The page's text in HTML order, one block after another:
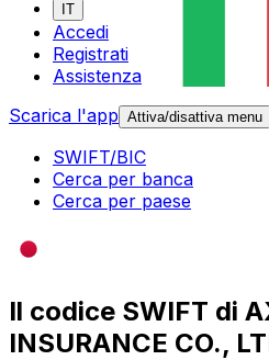
IT
Accedi
Registrati
Assistenza
Scarica l'app Attiva/disattiva menu
SWIFT/BIC
Cerca per banca
Cerca per paese
Il codice SWIFT di
INSURANCE CO.,